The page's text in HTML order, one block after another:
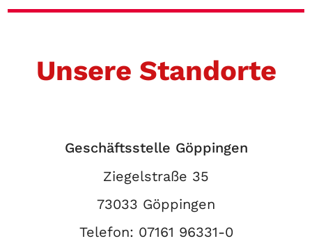
Unsere Standorte
Geschäftsstelle Göppingen
Ziegelstraße 35
73033 Göppingen
Telefon: 07161 96331-0